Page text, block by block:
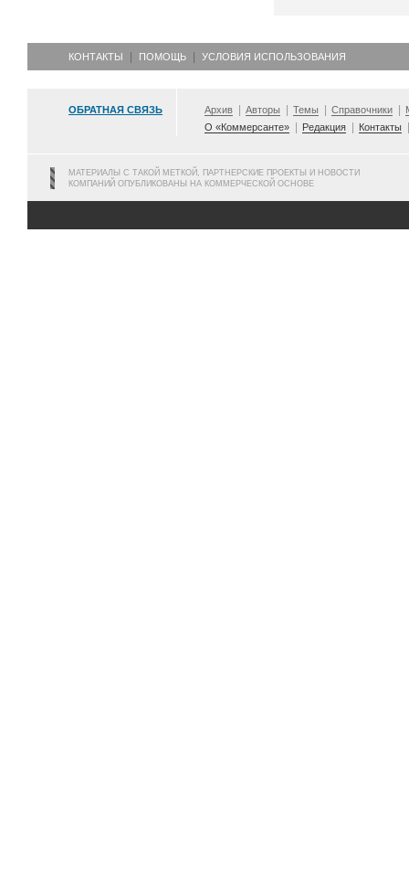
КОНТАКТЫ ПОМОЩЬ УСЛОВИЯ ИСПОЛЬЗОВАНИЯ
ОБРАТНАЯ СВЯЗЬ Архив Авторы Темы Справочники
О «Коммерсанте»
Редакция Контакты
МАТЕРИАЛЫ С ТАКОЙ МЕТКОЙ, ПАРТНЕРСКИЕ ПРОЕКТЫ И НОВОСТИ
КОМПАНИЙ ОПУБЛИКОВАНЫ НА КОММЕРЧЕСКОЙ ОСНОВЕ